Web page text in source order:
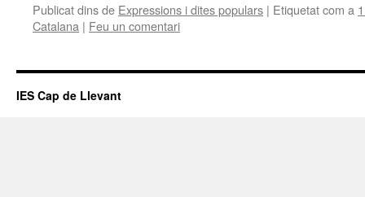
Publicat dins de Expressions i dites populars | Etiquetat com a
Catalana | Feu un comentari
IES Cap de Llevant